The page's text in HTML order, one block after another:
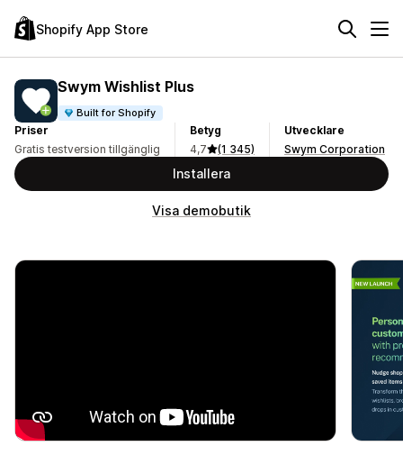
Shopify App Store
Swym Wishlist Plus
Built for Shopify
Priser
Gratis testversion tillgänglig
Betyg
4,7
(1 345)
Utvecklare
Swym Corporation
Installera
Visa demobutik